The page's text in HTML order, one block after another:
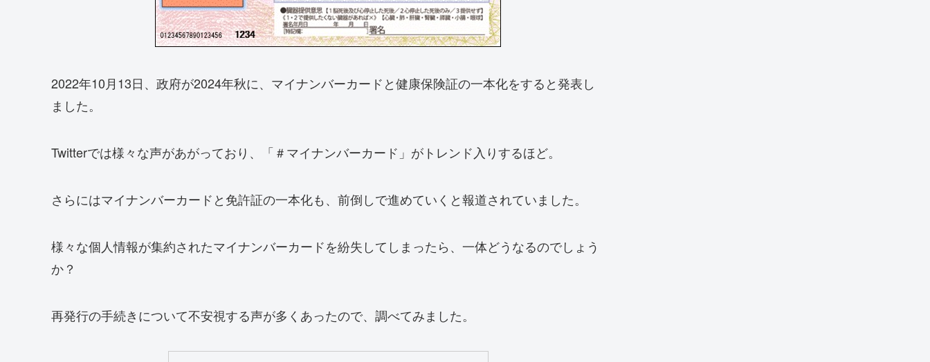
2022年10月13日、政府が2024年秋に、マイナンバーカードと健康保険証の一本化をすると発表し
ました。
Twitterでは様々な声があがっており、「＃マイナンバーカード」がトレンド入りするほど。
さらにはマイナンバーカードと免許証の一本化も、前倒しで進めていくと報道されていました。
様々な個人情報が集約されたマイナンバーカードを紛失してしまったら、一体どうなるのでしょう
か？
再発行の手続きについて不安視する声が多くあったので、調べてみました。